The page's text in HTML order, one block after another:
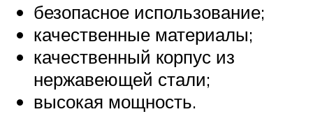
безопасное использование;
качественные материалы;
качественный корпус из
нержавеющей стали;
высокая мощность.